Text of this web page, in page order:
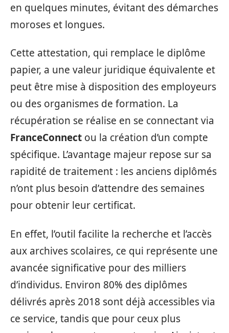
en quelques minutes, évitant des démarches
moroses et longues.
Cette attestation, qui remplace le diplôme
papier, a une valeur juridique équivalente et
peut être mise à disposition des employeurs
ou des organismes de formation. La
récupération se réalise en se connectant via
FranceConnect ou la création d’un compte
spécifique. L’avantage majeur repose sur sa
rapidité de traitement : les anciens diplômés
n’ont plus besoin d’attendre des semaines
pour obtenir leur certificat.
En effet, l’outil facilite la recherche et l’accès
aux archives scolaires, ce qui représente une
avancée significative pour des milliers
d’individus. Environ 80% des diplômes
délivrés après 2018 sont déjà accessibles via
ce service, tandis que pour ceux plus